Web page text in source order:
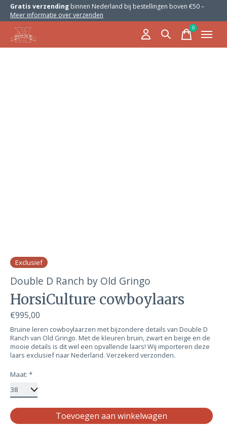
Gratis verzending binnen Nederland bij bestellingen boven €50 –
Meer informatie over verzenden
0items
Exclusief
Double D Ranch by Old Gringo
HorsiCulture cowboylaars
€995,00
Bruine leren cowboylaarzen met bijzondere details van Double D
Ranch van Old Gringo. Met de kleuren bruin, zwart en beige en de
mooie details is dit wel een opvallende laars! Wij importeren deze
laars exclusief naar Nederland. Verzekerd verzonden.
Maat: *
Toevoegen aan winkelwagen